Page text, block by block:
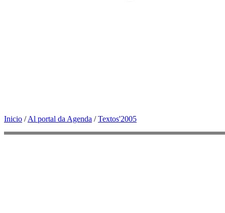
Inicio /Al portal da Agenda /Textos'2005